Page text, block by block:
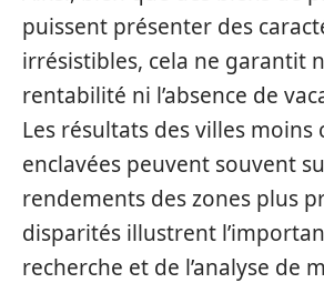
puissent présenter des
irrésistibles, cela ne garantit
rentabilité ni l’absence de
Les résultats des villes moins
enclavées peuvent souvent
rendements des zones plus
disparités illustrent
recherche et de l’analyse de